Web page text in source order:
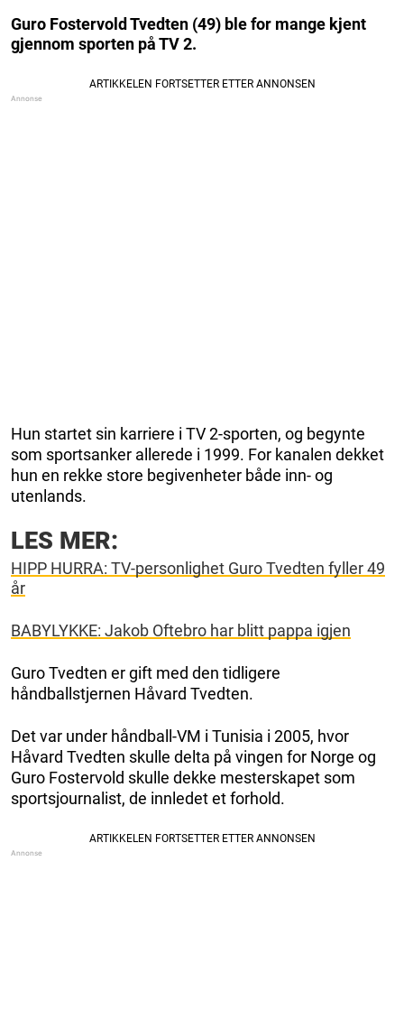
Guro Fostervold Tvedten (49) ble for mange kjent
gjennom sporten på TV 2.
Hun startet sin karriere i TV 2-sporten, og begynte
som sportsanker allerede i 1999. For kanalen dekket
hun en rekke store begivenheter både inn- og
utenlands.
LES MER:
HIPP HURRA: TV-personlighet Guro Tvedten fyller 49
år
BABYLYKKE: Jakob Oftebro har blitt pappa igjen
Guro Tvedten er gift med den tidligere
håndballstjernen Håvard Tvedten.
Det var under håndball-VM i Tunisia i 2005, hvor
Håvard Tvedten skulle delta på vingen for Norge og
Guro Fostervold skulle dekke mesterskapet som
sportsjournalist, de innledet et forhold.